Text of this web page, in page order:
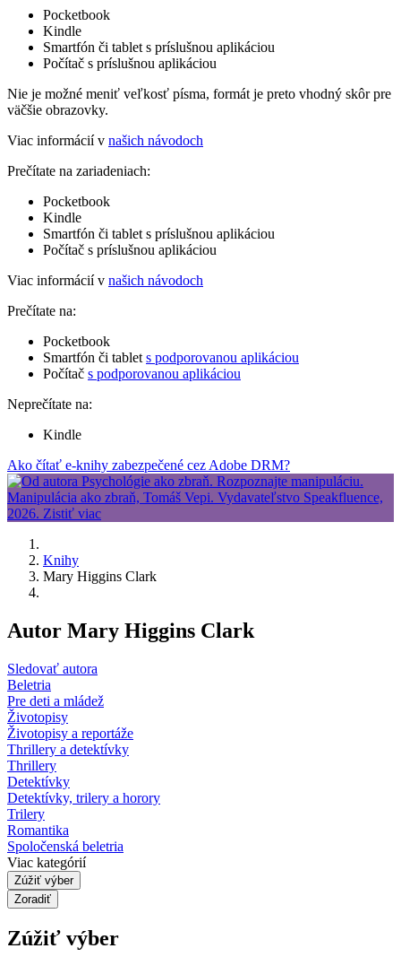
Pocketbook
Kindle
Smartfón či tablet s príslušnou aplikáciou
Počítač s príslušnou aplikáciou
Nie je možné meniť veľkosť písma, formát je preto vhodný skôr pre
väčšie obrazovky.
Viac informácií v našich návodoch
Prečítate na zariadeniach:
Pocketbook
Kindle
Smartfón či tablet s príslušnou aplikáciou
Počítač s príslušnou aplikáciou
Viac informácií v našich návodoch
Prečítate na:
Pocketbook
Smartfón či tablet s podporovanou aplikáciou
Počítač s podporovanou aplikáciou
Neprečítate na:
Kindle
Ako čítať e-knihy zabezpečené cez Adobe DRM?
Knihy
Mary Higgins Clark
Autor Mary Higgins Clark
Sledovať autora
Beletria
Pre deti a mládež
Životopisy
Životopisy a reportáže
Thrillery a detektívky
Thrillery
Detektívky
Detektívky, trilery a horory
Trilery
Romantika
Spoločenská beletria
Viac kategórií
Zúžiť výber
Zoradiť
Zúžiť výber